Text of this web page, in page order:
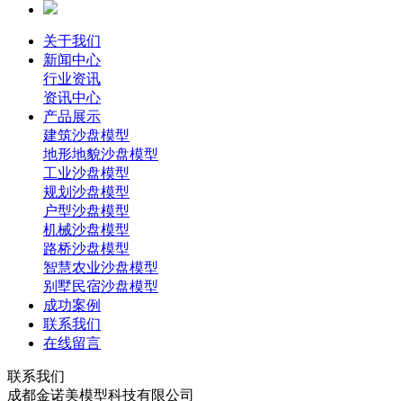
关于我们
新闻中心
行业资讯
资讯中心
产品展示
建筑沙盘模型
地形地貌沙盘模型
工业沙盘模型
规划沙盘模型
户型沙盘模型
机械沙盘模型
路桥沙盘模型
智慧农业沙盘模型
别墅民宿沙盘模型
成功案例
联系我们
在线留言
联系我们
成都金诺美模型科技有限公司